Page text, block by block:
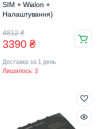
SIM + Wialon +
Налаштування)
4812₴
Оригінальна
ціна:
4812 ₴.
3390 ₴
Поточна
ціна:
3390 ₴.
Доставка за 1 день
Лишилось: 3